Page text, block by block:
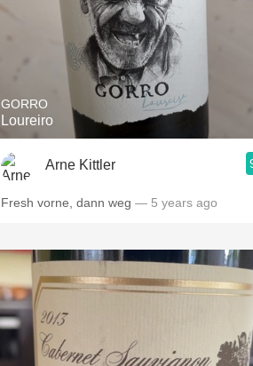
GORRO
Loureiro
Arne Kittler
Fresh vorne, dann weg — 5 years ago